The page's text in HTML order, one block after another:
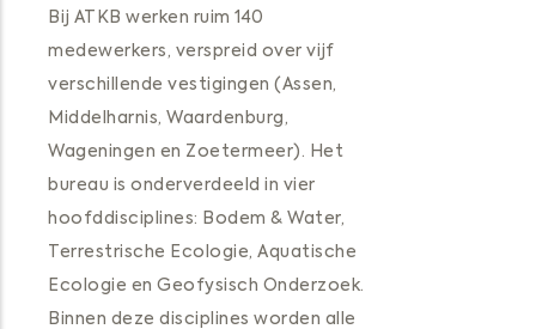
Bij ATKB werken ruim 140
medewerkers, verspreid over vijf
verschillende vestigingen (Assen,
Middelharnis, Waardenburg,
Wageningen en Zoetermeer). Het
bureau is onderverdeeld in vier
hoofddisciplines: Bodem & Water,
Terrestrische Ecologie, Aquatische
Ecologie en Geofysisch Onderzoek.
Binnen deze disciplines worden alle